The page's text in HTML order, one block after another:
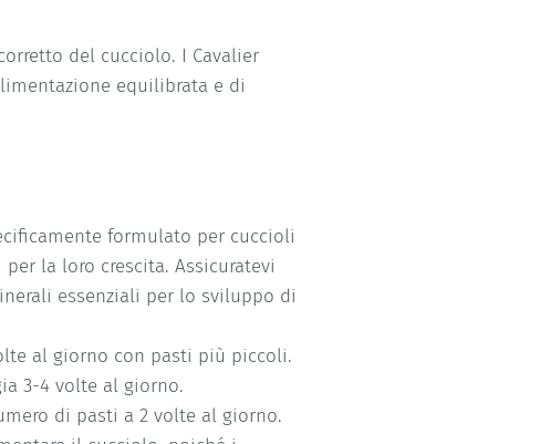
del cucciolo. I Cavalier
equilibrata e di
formulato per cuccioli
la loro crescita. Assicuratevi
essenziali per lo sviluppo di
al giorno con pasti più piccoli.
3-4 volte al giorno.
di pasti a 2 volte al giorno.